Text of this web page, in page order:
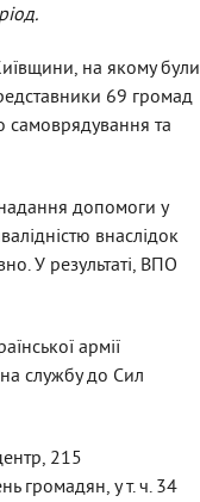
на якому були
69 громад
самоврядування та
допомоги у
внаслідок
У результаті, ВПО
армії
на службу до Сил
215
громадян, у т. ч. 34